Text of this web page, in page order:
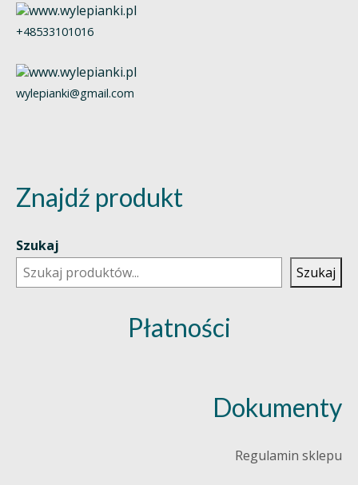
+48533101016
wylepianki@gmail.com
Znajdź produkt
Szukaj
Szukaj
Płatności
Dokumenty
Regulamin sklepu